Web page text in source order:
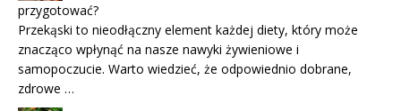
przygotować?
Przekąski to nieodłączny element każdej diety, który może
znacząco wpłynąć na nasze nawyki żywieniowe i
samopoczucie. Warto wiedzieć, że odpowiednio dobrane,
zdrowe …